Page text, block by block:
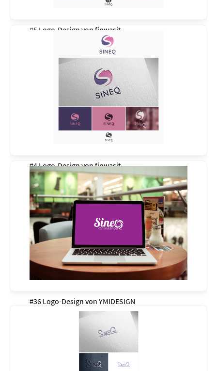
#5 Logo-Design von finwasit
#4 Logo-Design vonfinwasit
#36 Logo-Design von YMIDESIGN